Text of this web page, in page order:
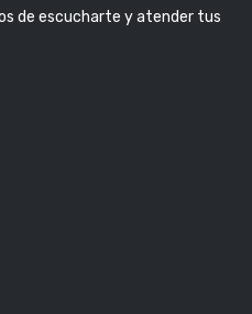
de escucharte y atender tus